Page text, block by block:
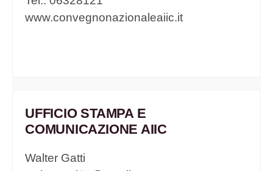
www.convegnonazionaleaiic.it
UFFICIO STAMPA E
COMUNICAZIONE AIIC
Walter Gatti